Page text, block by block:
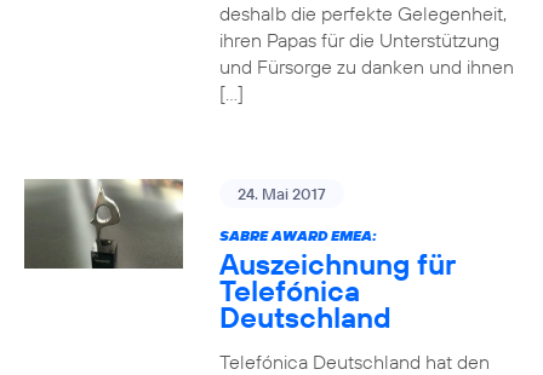
deshalb die perfekte Gelegenheit,
ihren Papas für die Unterstützung
und Fürsorge zu danken und ihnen
[…]
24. Mai 2017
SABRE AWARD EMEA:
Auszeichnung für
Telefónica
Deutschland
Telefónica Deutschland hat den